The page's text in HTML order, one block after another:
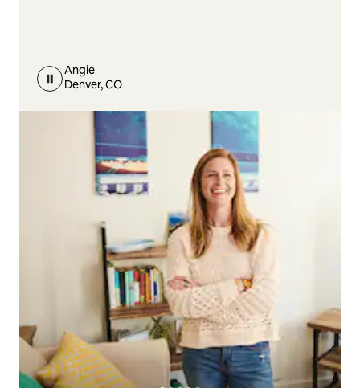
Angie
Denver, CO